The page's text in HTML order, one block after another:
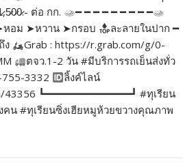
ต่อ กก.
━ ━ ━ ━ ━ ━ ━ ━ ━
หอม ➤หวาน ➤กรอบ
ละลายในปาก ━
ง
Grab : https://r.grab.com/g/0-
ตจว.1-2 วัน #มีบริการรถเย็นส่งทั่ว
3332
ลิ้งค์ไลน์
┗━━━━━━━━━━━━━━┛ #ทุเรียน
น #ทุเรียนซิ่งเฮียหมูห้วยขวางคุณภาพ